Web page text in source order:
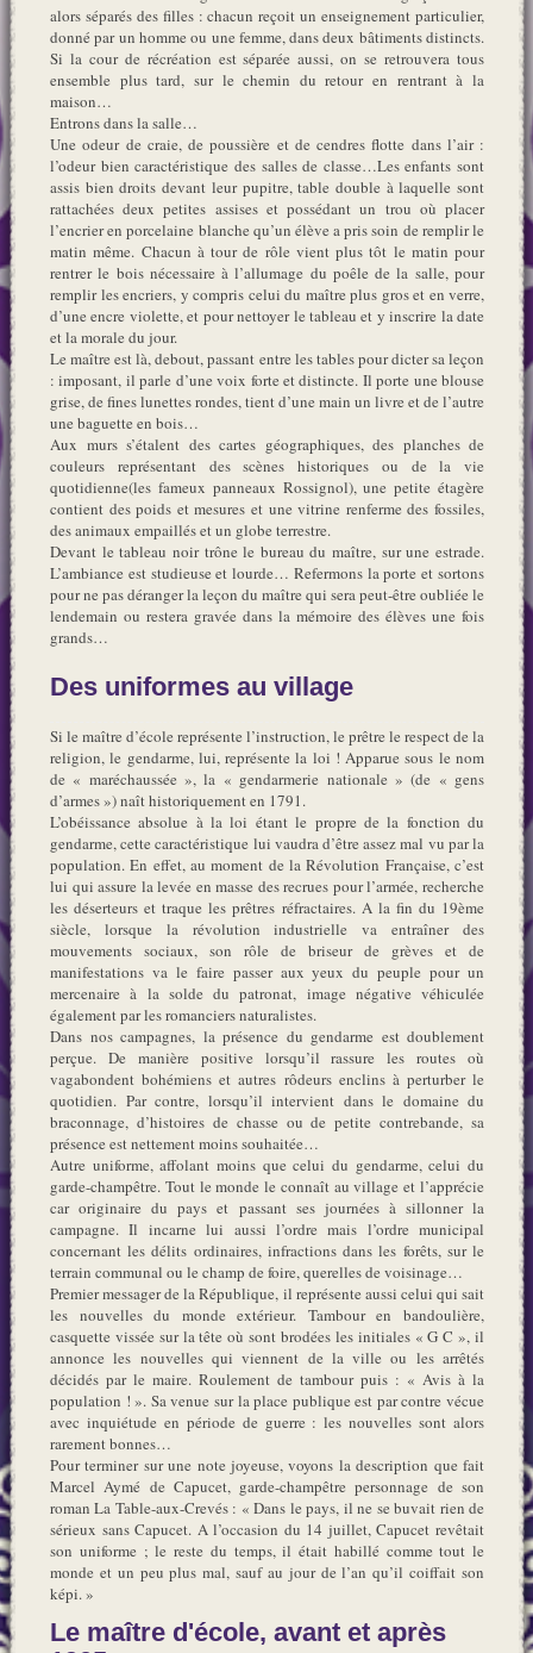
alors séparés des filles : chacun reçoit un enseignement particulier,
donné par un homme ou une femme, dans deux bâtiments distincts.
Si la cour de récréation est séparée aussi, on se retrouvera tous
ensemble plus tard, sur le chemin du retour en rentrant à la
maison…
Entrons dans la salle…
Une odeur de craie, de poussière et de cendres flotte dans l’air :
l’odeur bien caractéristique des salles de classe…Les enfants sont
assis bien droits devant leur pupitre, table double à laquelle sont
rattachées deux petites assises et possédant un trou où placer
l’encrier en porcelaine blanche qu’un élève a pris soin de remplir le
matin même. Chacun à tour de rôle vient plus tôt le matin pour
rentrer le bois nécessaire à l’allumage du poêle de la salle, pour
remplir les encriers, y compris celui du maître plus gros et en verre,
d’une encre violette, et pour nettoyer le tableau et y inscrire la date
et la morale du jour.
Le maître est là, debout, passant entre les tables pour dicter sa leçon
: imposant, il parle d’une voix forte et distincte. Il porte une blouse
grise, de fines lunettes rondes, tient d’une main un livre et de l’autre
une baguette en bois…
Aux murs s’étalent des cartes géographiques, des planches de
couleurs représentant des scènes historiques ou de la vie
quotidienne(les fameux panneaux Rossignol), une petite étagère
contient des poids et mesures et une vitrine renferme des fossiles,
des animaux empaillés et un globe terrestre.
Devant le tableau noir trône le bureau du maître, sur une estrade.
L’ambiance est studieuse et lourde… Refermons la porte et sortons
pour ne pas déranger la leçon du maître qui sera peut-être oubliée le
lendemain ou restera gravée dans la mémoire des élèves une fois
grands…
Des uniformes au village
Si le maître d’école représente l’instruction, le prêtre le respect de la
religion, le gendarme, lui, représente la loi ! Apparue sous le nom
de « maréchaussée », la « gendarmerie nationale » (de « gens
d’armes ») naît historiquement en 1791.
L’obéissance absolue à la loi étant le propre de la fonction du
gendarme, cette caractéristique lui vaudra d’être assez mal vu par la
population. En effet, au moment de la Révolution Française, c’est
lui qui assure la levée en masse des recrues pour l’armée, recherche
les déserteurs et traque les prêtres réfractaires. A la fin du 19ème
siècle, lorsque la révolution industrielle va entraîner des
mouvements sociaux, son rôle de briseur de grèves et de
manifestations va le faire passer aux yeux du peuple pour un
mercenaire à la solde du patronat, image négative véhiculée
également par les romanciers naturalistes.
Dans nos campagnes, la présence du gendarme est doublement
perçue. De manière positive lorsqu’il rassure les routes où
vagabondent bohémiens et autres rôdeurs enclins à perturber le
quotidien. Par contre, lorsqu’il intervient dans le domaine du
braconnage, d’histoires de chasse ou de petite contrebande, sa
présence est nettement moins souhaitée…
Autre uniforme, affolant moins que celui du gendarme, celui du
garde-champêtre. Tout le monde le connaît au village et l’apprécie
car originaire du pays et passant ses journées à sillonner la
campagne. Il incarne lui aussi l’ordre mais l’ordre municipal
concernant les délits ordinaires, infractions dans les forêts, sur le
terrain communal ou le champ de foire, querelles de voisinage…
Premier messager de la République, il représente aussi celui qui sait
les nouvelles du monde extérieur. Tambour en bandoulière,
casquette vissée sur la tête où sont brodées les initiales « G C », il
annonce les nouvelles qui viennent de la ville ou les arrêtés
décidés par le maire. Roulement de tambour puis : « Avis à la
population ! ». Sa venue sur la place publique est par contre vécue
avec inquiétude en période de guerre : les nouvelles sont alors
rarement bonnes…
Pour terminer sur une note joyeuse, voyons la description que fait
Marcel Aymé de Capucet, garde-champêtre personnage de son
roman La Table-aux-Crevés : « Dans le pays, il ne se buvait rien de
sérieux sans Capucet. A l’occasion du 14 juillet, Capucet revêtait
son uniforme ; le reste du temps, il était habillé comme tout le
monde et un peu plus mal, sauf au jour de l’an qu’il coiffait son
képi. »
Le maître d'école, avant et après